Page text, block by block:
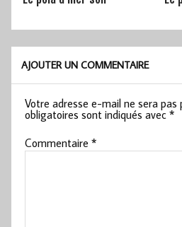
AJOUTER UN COMMENTAIRE
Votre adresse e-mail ne sera pas
obligatoires sont indiqués avec*
Commentaire*